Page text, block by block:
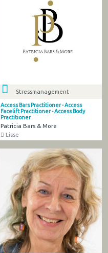
Stressmanagement
Access Bars Practitioner - Access
Facelift Practitioner - Access Body
Practitioner
Patricia Bars & More
Lisse